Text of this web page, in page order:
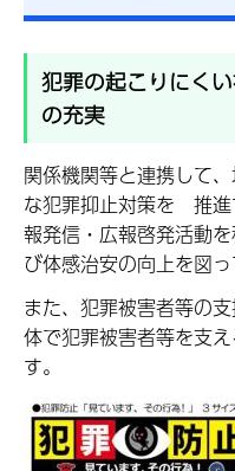
犯罪の起こりにく
の充実
関係機関等と連携して
な犯罪抑止対策を 推進
報発信・広報啓発活動
び体感治安の向上を図っ
また、犯罪被害者等の
体で犯罪被害者等を支
す。